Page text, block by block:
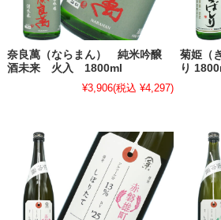
奈良萬（ならまん） 純米吟醸
酒未来 火入 1800ml
¥3,906(税込 ¥4,297)
菊姫（
り